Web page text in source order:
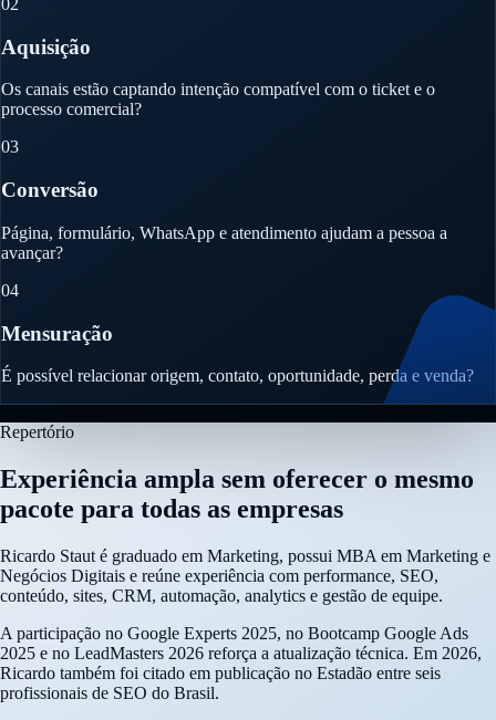
02
Aquisição
Os canais estão captando intenção compatível com o ticket e o
processo comercial?
03
Conversão
Página, formulário, WhatsApp e atendimento ajudam a pessoa a
avançar?
04
Mensuração
É possível relacionar origem, contato, oportunidade, perda e venda?
Repertório
Experiência ampla sem oferecer o mesmo
pacote para todas as empresas
Ricardo Staut é graduado em Marketing, possui MBA em Marketing e
Negócios Digitais e reúne experiência com performance, SEO,
conteúdo, sites, CRM, automação, analytics e gestão de equipe.
A participação no Google Experts 2025, no Bootcamp Google Ads
2025 e no LeadMasters 2026 reforça a atualização técnica. Em 2026,
Ricardo também foi citado em publicação no Estadão entre seis
profissionais de SEO do Brasil.